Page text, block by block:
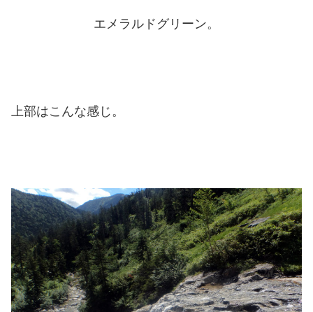
エメラルドグリーン。
上部はこんな感じ。